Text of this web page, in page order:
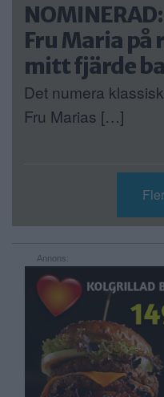
Fru Maria
mitt fjärde
Det numera
Fru Marias […]
Annons: